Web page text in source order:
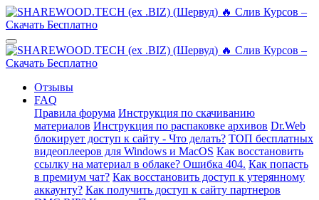
Отзывы
FAQ
Правила форума Инструкция по скачиванию
материалов Инструкция по распаковке архивов Dr.Web
блокирует доступ к сайту - Что делать? ТОП бесплатных
видеоплееров для Windows и MacOS Как восстановить
ссылку на материал в облаке? Ошибка 404. Как попасть
в премиум чат? Как восстановить доступ к утерянному
аккаунту? Как получить доступ к сайту партнеров